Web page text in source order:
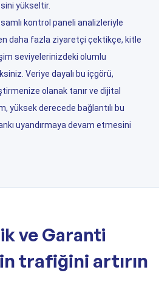
yükseltir.
kontrol paneli analizleriyle
daha fazla ziyaretçi çektikçe, kitle
seviyelerinizdeki olumlu
Veriye dayalı bu içgörü,
olanak tanır ve dijital
yüksek derecede bağlantılı bu
uyandırmaya devam etmesini
ve Garanti
trafiğini artırın